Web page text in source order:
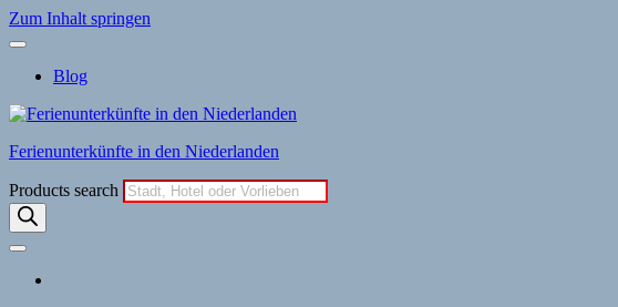
Zum Inhalt springen
Blog
Ferienunterkünfte in den Niederlanden
Products search